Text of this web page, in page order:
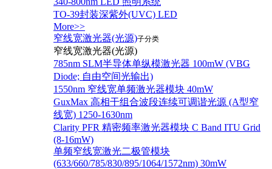
TO-39封装深紫外(UVC) LED
More>>
窄线宽激光器(光源)子分类
窄线宽激光器(光源)
785nm SLM半导体单纵模激光器 100mW (VBG
Diode; 自由空间光输出)
1550nm 窄线宽单频激光器模块 40mW
GuxMax 高相干组合波段连续可调谐光源 (A型窄
线宽) 1250-1630nm
Clarity PFR 精密频率激光器模块 C Band ITU Grid
(8-16mW)
单频窄线宽激光二极管模块
(633/660/785/830/895/1064/1572nm) 30mW